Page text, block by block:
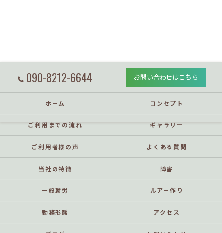
090-8212-6644 お問い合わせはこちら
ホーム コンセプト
ご利用までの流れ ギャラリー
ご利用者様の声 よくある質問
当社の特徴 障害
一般就労 ルアー作り
勤務形態 アクセス